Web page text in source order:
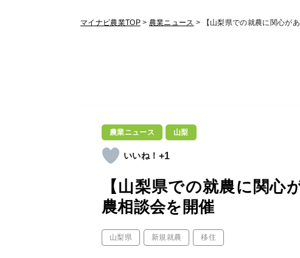
マイナビ農業TOP> 農業ニュース > 【山梨県での就農に関心が
農業ニュース 山梨
+1
【山梨県での就農に関心
農相談会を開催
山梨県 新規就農 移住